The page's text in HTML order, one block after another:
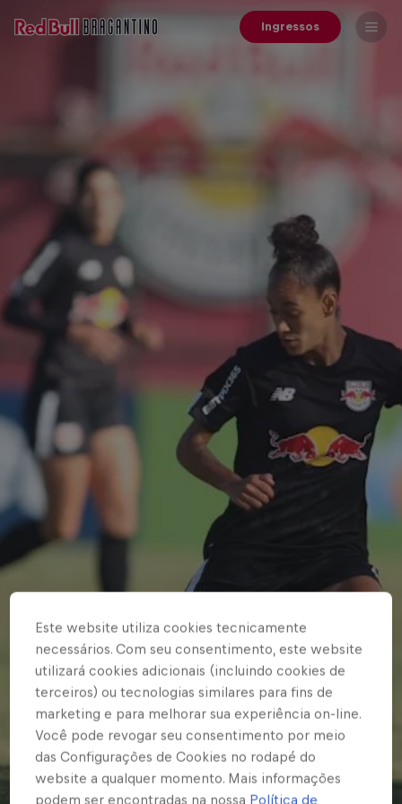
Ingressos
Este website utiliza cookies tecnicamente
necessários. Com seu consentimento, este website
utilizará cookies adicionais (incluindo cookies de
terceiros) ou tecnologias similares para fins de
marketing e para melhorar sua experiência on-line.
Você pode revogar seu consentimento por meio
das Configurações de Cookies no rodapé do
website a qualquer momento. Mais informações
podem ser encontradas na nossa Política de